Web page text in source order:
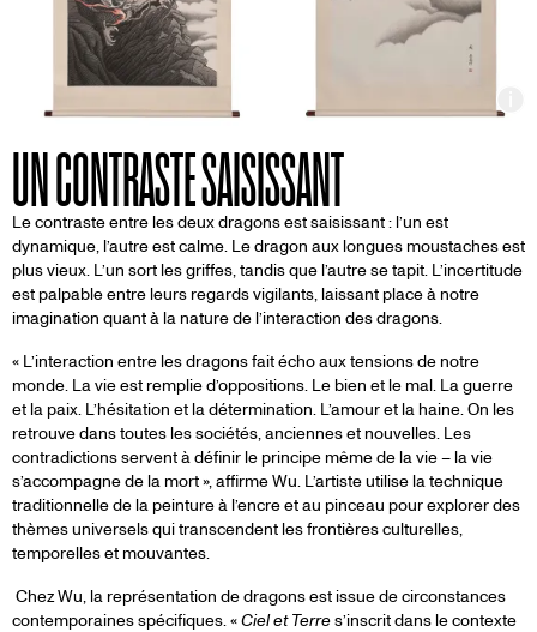
UN CONTRASTE SAISISSANT
Le contraste entre les deux dragons est saisissant : l’un est
dynamique, l’autre est calme. Le dragon aux longues moustaches est
plus vieux. L’un sort les griffes, tandis que l’autre se tapit. L’incertitude
est palpable entre leurs regards vigilants, laissant place à notre
imagination quant à la nature de l’interaction des dragons.
« L’interaction entre les dragons fait écho aux tensions de notre
monde. La vie est remplie d’oppositions. Le bien et le mal. La guerre
et la paix. L’hésitation et la détermination. L’amour et la haine. On les
retrouve dans toutes les sociétés, anciennes et nouvelles. Les
contradictions servent à définir le principe même de la vie – la vie
s’accompagne de la mort », affirme Wu. L’artiste utilise la technique
traditionnelle de la peinture à l’encre et au pinceau pour explorer des
thèmes universels qui transcendent les frontières culturelles,
temporelles et mouvantes.
Chez Wu, la représentation de dragons est issue de circonstances
contemporaines spécifiques. «Ciel et Terres’inscrit dans le contexte